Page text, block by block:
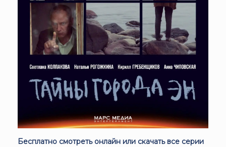
Бесплатно смотреть онлайн или скачать все серии